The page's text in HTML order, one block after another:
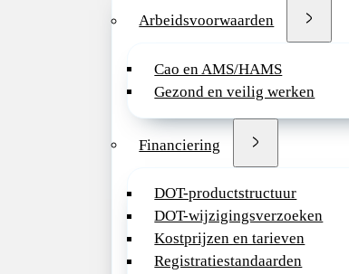
Arbeidsvoorwaarden
Cao en AMS/HAMS
Gezond en veilig werken
Financiering
DOT-productstructuur
DOT-wijzigingsverzoeken
Kostprijzen en tarieven
Registratiestandaarden